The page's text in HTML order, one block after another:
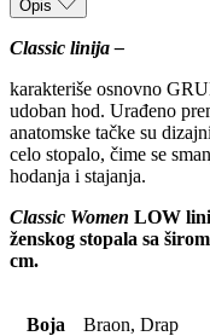
Opis
Classic linija –
karakteriše osnovno
udoban hod. Urađeno
anatomske tačke su
celo stopalo, čime se
hodanja i stajanja.
Classic Women LOW
ženskog stopala sa
cm.
Boja Braon, Drap